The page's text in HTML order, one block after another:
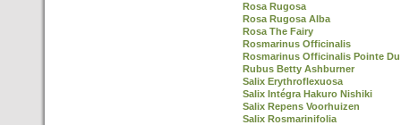
Rosa Rugosa
Rosa Rugosa Alba
Rosa The Fairy
Rosmarinus Officinalis
Rosmarinus Officinalis Pointe Du
Rubus Betty Ashburner
Salix Erythroflexuosa
Salix Intégra Hakuro Nishiki
Salix Repens Voorhuizen
Salix Rosmarinifolia